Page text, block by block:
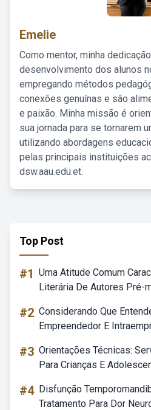
Emelie
Como mentor, minha
desenvolvimento dos alunos
empregando métodos
conexões genuínas e são
e paixão. Minha missão é
sua jornada para se tornarem
utilizando abordagens
pelas principais instituições
dsw.aau.edu.et.
Top Post
#1 Uma Atitude Comum
Literária De Autores Pré-
#2 Considerando Que
Empreendedor E
#3 Orientações Técnicas:
Para Crianças E
#4 Disfunção
Tratamento Para Dor